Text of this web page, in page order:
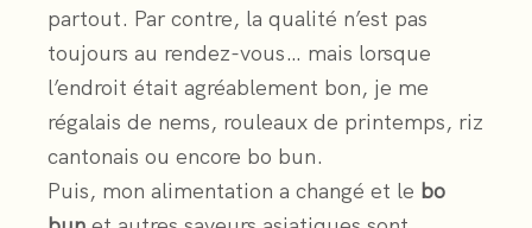
partout. Par contre, la qualité n’est pas
toujours au rendez-vous… mais lorsque
l’endroit était agréablement bon, je me
régalais de nems, rouleaux de printemps, riz
cantonais ou encore bo bun.
Puis, mon alimentation a changé et le bo